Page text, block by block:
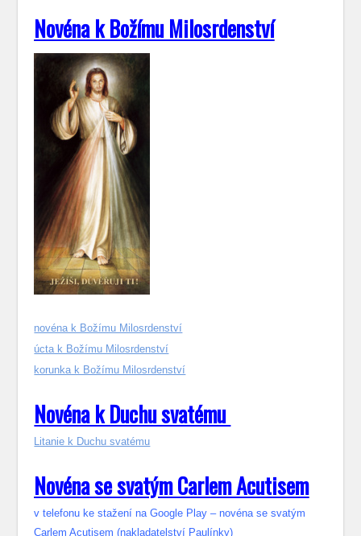
Novéna k Božímu Milosrdenství
novéna k Božímu Milosrdenství
úcta k Božímu Milosrdenství
korunka k Božímu Milosrdenství
Novéna k Duchu svatému
Litanie k Duchu svatému
Novéna se svatým Carlem Acutisem
v telefonu ke stažení na Google Play – novéna se svatým
Carlem Acutisem (nakladatelství Paulínky)